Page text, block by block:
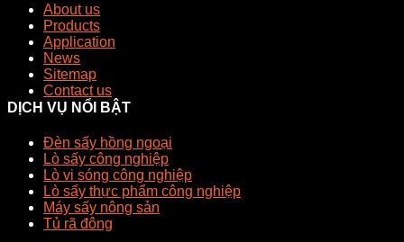
About us
Products
Application
News
Sitemap
Contact us
DỊCH VỤ NỔI BẬT
Đèn sấy hồng ngoại
Lò sấy công nghiệp
Lò vi sóng công nghiệp
Lò sấy thực phẩm công nghiệp
Máy sấy nông sản
Tủ rã đông